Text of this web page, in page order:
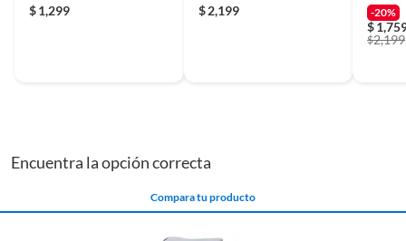
$1,299
$ 2,199 -20%
$
$2,199
Encuentra la opción correcta
Compara tu producto